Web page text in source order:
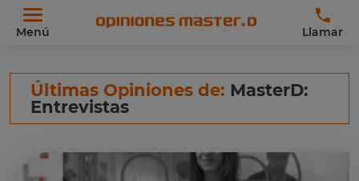
Menú Llamar
Últimas Opiniones de: MasterD:
Entrevistas